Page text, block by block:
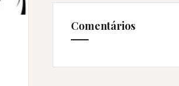
Comentários